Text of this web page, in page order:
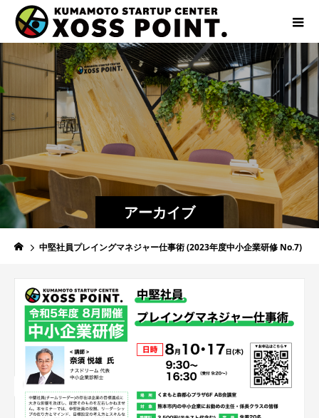
アーカイブ
中堅社員プレイングマネジャー仕事術 (2023年度中小企業研修 No.7)